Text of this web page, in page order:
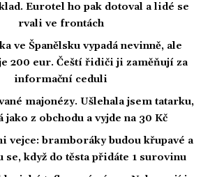
Eurotel ho pak dotoval a lidé se
rvali ve frontách
ve Španělsku vypadá nevinně, ale
200 eur. Čeští řidiči ji zaměňují za
informační ceduli
majonézy. Ušlehala jsem tatarku,
jako z obchodu a vyjde na 30 Kč
vejce: bramboráky budou křupavé a
se, když do těsta přidáte 1 surovinu